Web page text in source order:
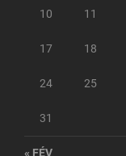
10 11
17 18
24 25
31
« FÉV